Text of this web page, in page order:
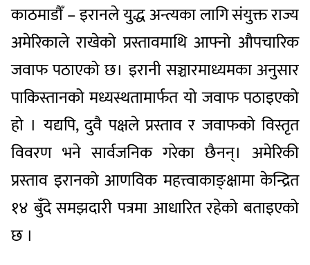
काठमाडाैँ – इरानले युद्ध अन्त्यका लागि संयुक्त राज्य
अमेरिकाले राखेको प्रस्तावमाथि आफ्नो औपचारिक
जवाफ पठाएको छ। इरानी सञ्चारमाध्यमका अनुसार
पाकिस्तानको मध्यस्थतामार्फत यो जवाफ पठाइएको
हो । यद्यपि, दुवै पक्षले प्रस्ताव र जवाफको विस्तृत
विवरण भने सार्वजनिक गरेका छैनन्। अमेरिकी
प्रस्ताव इरानको आणविक महत्त्वाकाङ्क्षामा केन्द्रित
१४ बुँदे समझदारी पत्रमा आधारित रहेको बताइएको
छ ।